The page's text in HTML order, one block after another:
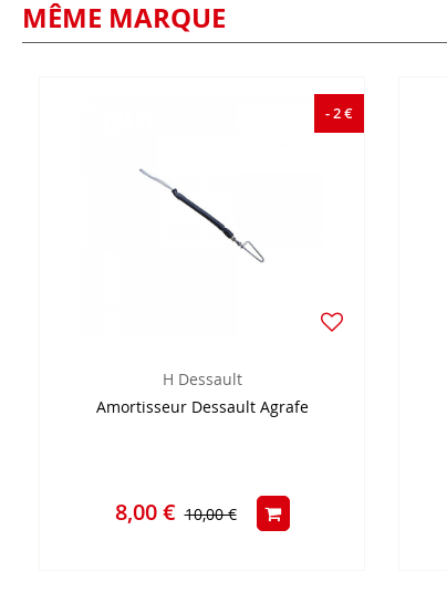
MÊME MARQUE
- 2 €
H Dessault
Amortisseur Dessault Agrafe
8,00 € 10,00 €